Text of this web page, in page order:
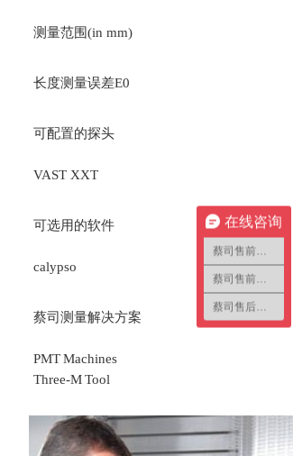
测量范围(in mm)
长度测量误差E0
可配置的探头
VAST XXT
可选用的软件
calypso
蔡司测量解决方案
PMT Machines
Three-M Tool
在线咨询
蔡司售前咨询1
蔡司售前咨询2
蔡司售后咨询